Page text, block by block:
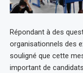
Répondant à des
organisationnels des
souligné que cette
important de